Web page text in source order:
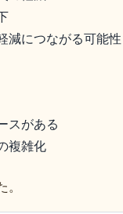
減につながる可能性
スがある
複雑化